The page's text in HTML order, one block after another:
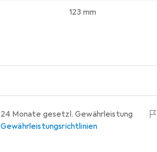
123 mm
24 Monate gesetzl. Gewährleistung
Gewährleistungsrichtlinien